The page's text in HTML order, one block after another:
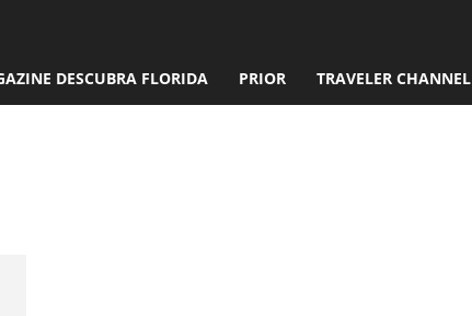
DESCUBRA FLORIDA PRIOR TRAVELER CHANNEL
Salvatore